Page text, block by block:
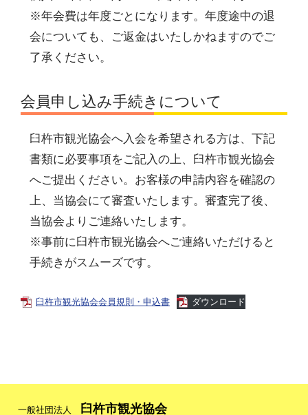
※年会費は年度ごとになります。年度途中の退
会についても、ご返金はいたしかねますのでご
了承ください。
会員申し込み手続きについて
臼杵市観光協会へ入会を希望される方は、下記
書類に必要事項をご記入の上、臼杵市観光協会
へご提出ください。お客様の申請内容を確認の
上、当協会にて審査いたします。審査完了後、
当協会よりご連絡いたします。
※事前に臼杵市観光協会へご連絡いただけると
手続きがスムーズです。
臼杵市観光協会会員規則・申込書 ダウンロード
一般社団法人 臼杵市観光協会